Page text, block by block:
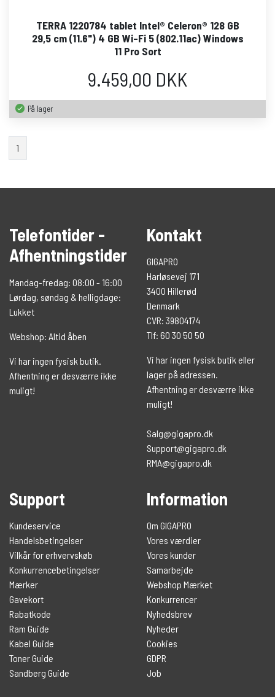
TERRA 1220784 tablet Intel® Celeron® 128 GB
29,5 cm (11.6") 4 GB Wi-Fi 5 (802.11ac) Windows
11 Pro Sort
9.459,00 DKK
På lager
1
Telefontider -
Afhentningstider
Mandag-fredag: 08:00 - 16:00
Lørdag, søndag & helligdage:
Lukket
Webshop: Altid åben
Vi har ingen fysisk butik.
Afhentning er desværre ikke
muligt!
Kontakt
GIGAPRO
Harløsevej 171
3400 Hillerød
Denmark
CVR: 39804174
Tlf: 60 30 50 50
Vi har ingen fysisk butik eller
lager på adressen.
Afhentning er desværre ikke
muligt!
Salg@gigapro.dk
Support@gigapro.dk
RMA@gigapro.dk
Support
Kundeservice
Handelsbetingelser
Vilkår for erhvervskøb
Konkurrencebetingelser
Mærker
Gavekort
Rabatkode
Ram Guide
Kabel Guide
Toner Guide
Sandberg Guide
Information
Om GIGAPRO
Vores værdier
Vores kunder
Samarbejde
Webshop Mærket
Konkurrencer
Nyhedsbrev
Nyheder
Cookies
GDPR
Job